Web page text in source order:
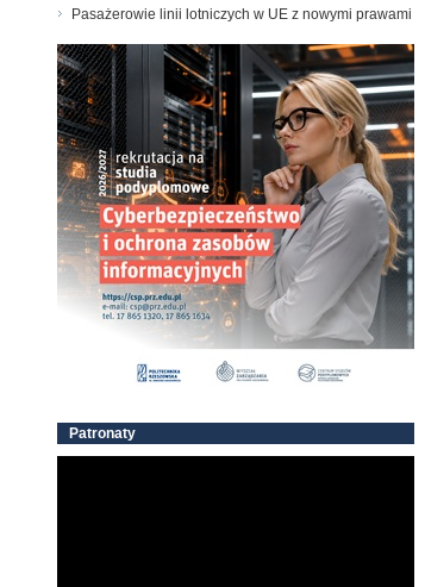
Pasażerowie linii lotniczych w UE z nowymi prawami
Patronaty